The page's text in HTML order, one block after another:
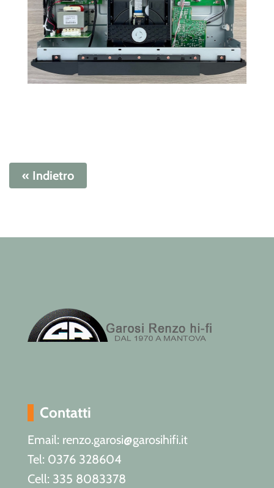
« Indietro
Contatti
Email: renzo.garosi@garosihifi.it
Tel: 0376 328604
Cell: 335 8083378